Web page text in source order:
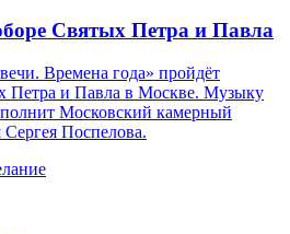
Святых Петра и Павла
Времена года» пройдёт
Петра и Павла в Москве. Музыку
Московский камерный
Поспелова.